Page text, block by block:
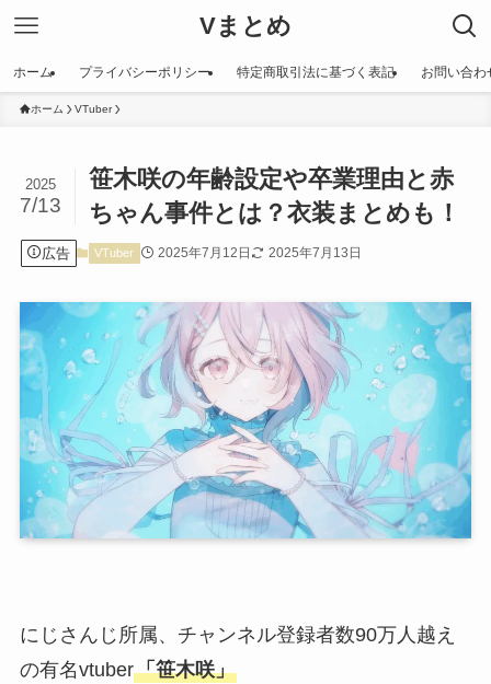
Vまとめ
ホーム プライバシーポリシー 特定商取引法に基づく表記 お問い合わ
ホーム VTuber
笹木咲の年齢設定や卒業理由と赤
ちゃん事件とは？衣装まとめも！
2025
7/13
広告 VTuber 2025年7月12日 2025年7月13日
にじさんじ所属、チャンネル登録者数90万人越え
の有名vtuber「笹木咲」